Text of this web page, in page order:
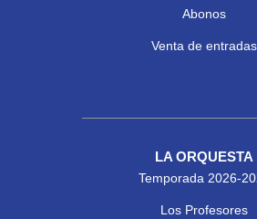
Abonos
Venta de entradas
LA ORQUESTA
Temporada 2026-
Los Profesores